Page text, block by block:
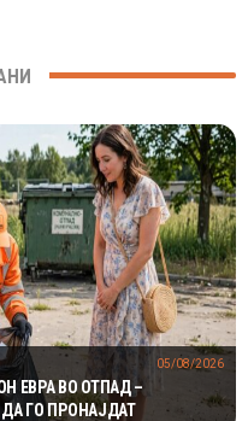
ЕВРА ВО ОТПАД –
ГО ПРОНАЈДАТ
05/08/2026